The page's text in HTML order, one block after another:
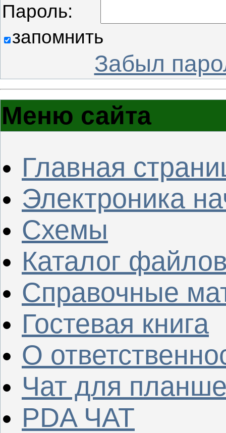
Пароль:
запомнить
Забыл
Меню сайта
Главная
Электроника
Схемы
Каталог
Справочные
Гостевая книга
О
Чат для
PDA ЧАТ